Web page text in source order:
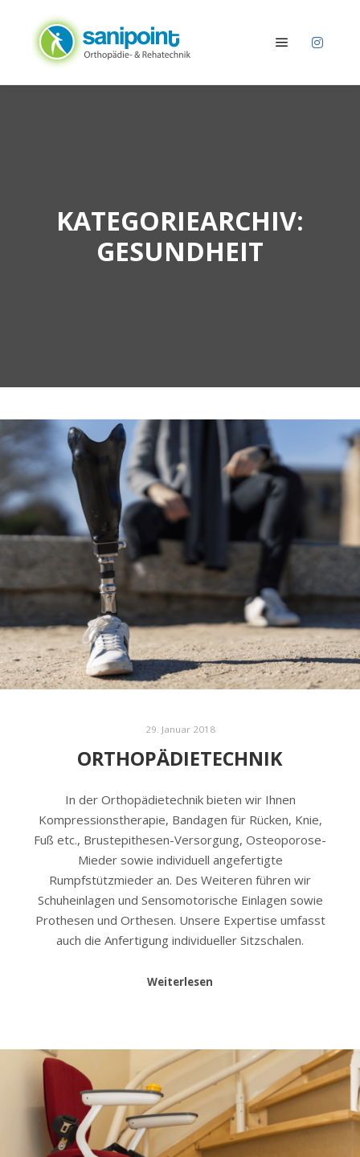
KATEGORIEARCHIV:
GESUNDHEIT
29. Januar 2018
ORTHOPÄDIETECHNIK
In der Orthopädietechnik bieten wir Ihnen
Kompressionstherapie, Bandagen für Rücken, Knie,
Fuß etc., Brustepithesen-Versorgung, Osteoporose-
Mieder sowie individuell angefertigte
Rumpfstützmieder an. Des Weiteren führen wir
Schuheinlagen und Sensomotorische Einlagen sowie
Prothesen und Orthesen. Unsere Expertise umfasst
auch die Anfertigung individueller Sitzschalen.
Weiterlesen